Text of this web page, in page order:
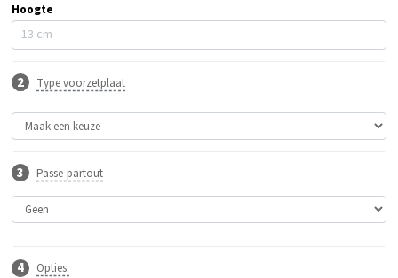
Hoogte
Type voorzetplaat
Passe-partout
Opties: